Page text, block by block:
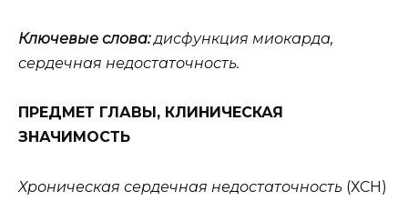
Ключевые слова:дисфункция миокарда,
сердечная недостаточность.
ПРЕДМЕТ ГЛАВЫ, КЛИНИЧЕСКАЯ
ЗНАЧИМОСТЬ
Хроническая сердечная недостаточность (ХСН)